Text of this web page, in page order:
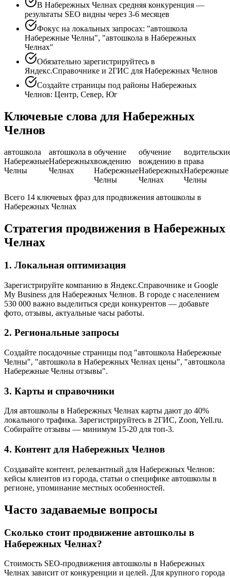
В Набережных Челнах средняя конкуренция —
результаты SEO видны через 3-6 месяцев
Фокус на локальных запросах: "автошкола
Набережные Челны", "автошкола в Набережных
Челнах"
Обязательно зарегистрируйтесь в
Яндекс.Справочнике и 2ГИС для Набережных Челнов
Создайте страницы под районы Набережных
Челнов: Центр, Север, Юг
Ключевые слова для Набережных
Челнов
автошкола
Набережные
Челны
автошкола в
Набережных
Челнах
обучение
вождению
Набережные
Челны
обучение
вождению в
Набережных
Челнах
права
Набережные
Челны
Всего 14 ключевых фраз для продвижения автошколы в
Набережных Челнах
Стратегия продвижения в Набережных
Челнах
1. Локальная оптимизация
Зарегистрируйте компанию в Яндекс.Справочнике и Google
My Business для Набережных Челнов. В городе с населением
530 000 важно выделиться среди конкурентов — добавьте
фото, отзывы, актуальные часы работы.
2. Региональные запросы
Создайте посадочные страницы под "автошкола Набережные
Челны", "автошкола в Набережных Челнах цены", "автошкола
Набережные Челны отзывы".
3. Карты и справочники
Для автошколы в Набережных Челнах карты дают до 40%
локального трафика. Зарегистрируйтесь в 2ГИС, Zoon, Yell.ru.
Собирайте отзывы — минимум 15-20 для топ-3.
4. Контент для Набережных Челнов
Создавайте контент, релевантный для Набережных Челнов:
кейсы клиентов из города, статьи о специфике автошколы в
регионе, упоминание местных особенностей.
Часто задаваемые вопросы
Сколько стоит продвижение автошколы в
Набережных Челнах?
Стоимость SEO-продвижения автошколы в Набережных
Челнах зависит от конкуренции и целей. Для крупного города